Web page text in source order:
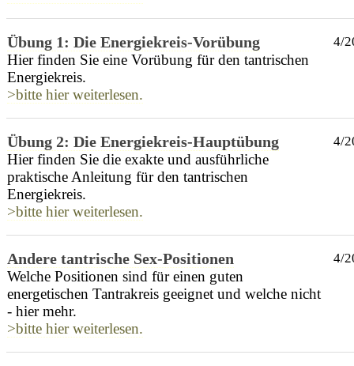
Übung 1: Die Energiekreis-Vorübung
Hier finden Sie eine Vorübung für den tantrischen
Energiekreis.
>bitte hier weiterlesen.
4/
Übung 2: Die Energiekreis-Hauptübung
Hier finden Sie die exakte und ausführliche
praktische Anleitung für den tantrischen
Energiekreis.
>bitte hier weiterlesen.
4/
Andere tantrische Sex-Positionen
Welche Positionen sind für einen guten
energetischen Tantrakreis geeignet und welche nicht
- hier mehr.
>bitte hier weiterlesen.
4/